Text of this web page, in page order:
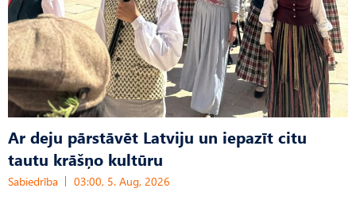
Ar deju pārstāvēt Latviju un iepazīt citu
tautu krāšņo kultūru
Sabiedrība 03:00, 5. Aug, 2026